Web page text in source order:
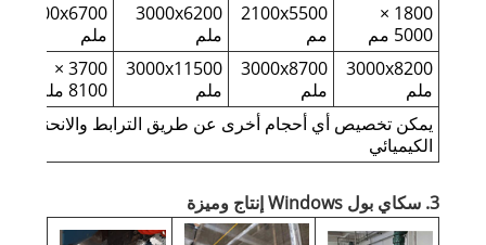
1800 ×
5000 مم
2100x5500
مم
3000x6200
ملم
3000x6700
ملم
3000x8200
ملم
3000x8700
ملم
3000x11500
ملم
3700 ×
8100 ملم
يمكن تخصيص أي أحجام أخرى عن طريق الترابط والانحناء
الكيميائي
3. سكاي بول Windows إنتاج وميزة